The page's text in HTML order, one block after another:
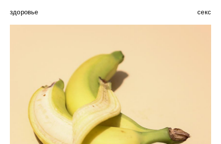
здоровье секс